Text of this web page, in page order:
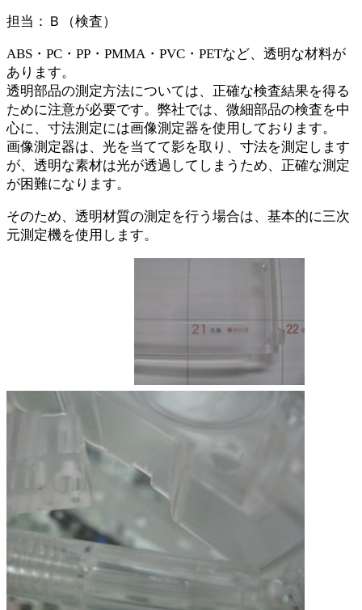
担当：Ｂ（検査）
ABS・PC・PP・PMMA・PVC・PETなど、透明な材料が
あります。
透明部品の測定方法については、正確な検査結果を得る
ために注意が必要です。弊社では、微細部品の検査を中
心に、寸法測定には画像測定器を使用しております。
画像測定器は、光を当てて影を取り、寸法を測定します
が、透明な素材は光が透過してしまうため、正確な測定
が困難になります。
そのため、透明材質の測定を行う場合は、基本的に三次
元測定機を使用します。